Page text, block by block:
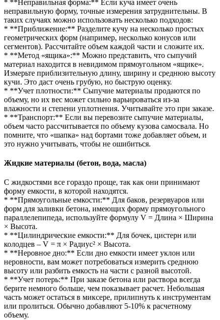
* **Неправильная форма:** Если куча имеет очень
неправильную форму, точные измерения затруднительны. В
таких случаях можно использовать несколько подходов:
* **Приближение:** Разделите кучу на несколько простых
геометрических форм (например, несколько конусов или
сегментов). Рассчитайте объем каждой части и сложите их.
* **Метод «ящика»:** Можно представить, что сыпучий
материал находится в невидимом прямоугольном «ящике».
Измерьте приблизительную длину, ширину и среднюю высоту
кучи. Это даст очень грубую, но быструю оценку.
* **Учет плотности:** Сыпучие материалы продаются по
объему, но их вес может сильно варьироваться из-за
влажности и степени уплотнения. Учитывайте это при заказе.
* **Транспорт:** Если вы перевозите сыпучие материалы,
объем часто рассчитывается по объему кузова самосвала. Но
помните, что «шапка» над бортами тоже добавляет объем, и
это нужно учитывать, чтобы не ошибиться.
Жидкие материалы (бетон, вода, масла)
С жидкостями все гораздо проще, так как они принимают
форму емкости, в которой находятся.
* **Прямоугольные емкости:** Для баков, резервуаров или
форм для заливки бетона, имеющих форму прямоугольного
параллелепипеда, используйте формулу V = Длина × Ширина
× Высота.
* **Цилиндрические емкости:** Для бочек, цистерн или
колодцев – V = π × Радиус² × Высота.
* **Неровное дно:** Если дно емкости имеет уклон или
неровности, вам может потребоваться измерить среднюю
высоту или разбить емкость на части с разной высотой.
* **Учет потерь:** При заказе бетона или раствора всегда
берите немного больше, чем показывает расчет. Небольшая
часть может остаться в миксере, прилипнуть к инструментам
или пролиться. Обычно добавляют 5-10% к расчетному
объему.